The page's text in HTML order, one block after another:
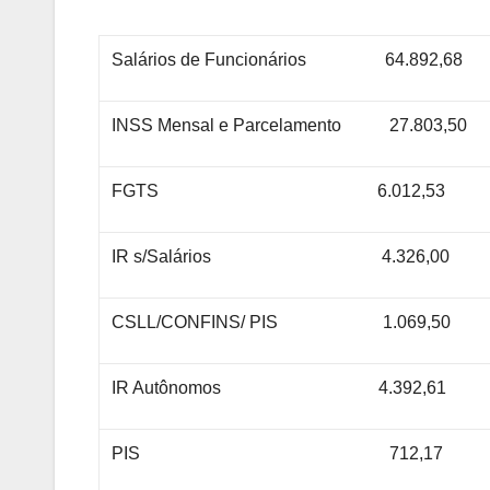
Salários de Funcionários 64.892,68
INSS Mensal e Parcelamento 27.803,50
FGTS 6.012,53
IR s/Salários
CSLL/CONFINS/ PIS
IR Autônomos 4.392,61
PIS 712,17